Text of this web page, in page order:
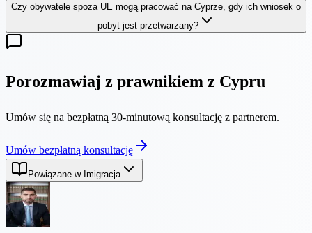
Czy obywatele spoza UE mogą pracować na Cyprze, gdy ich wniosek o
pobyt jest przetwarzany?
Porozmawiaj z prawnikiem z Cypru
Umów się na bezpłatną 30-minutową konsultację z partnerem.
Umów bezpłatną konsultację
Powiązane w Imigracja